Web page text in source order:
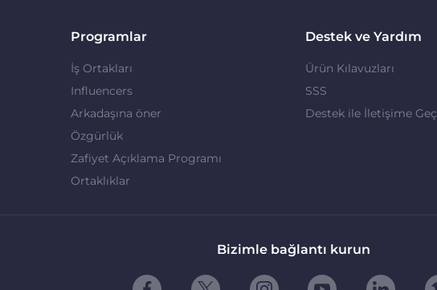
Programlar
İş Ortakları
Influencers
Arkadaşına öner
Özgürlük
Zafiyet Açıklama Programı
Ortaklıklar
Destek ve Yardım
Ürün Kılavuzları
SSS
Destek ile İletişime Geç
Bizimle bağlantı kurun